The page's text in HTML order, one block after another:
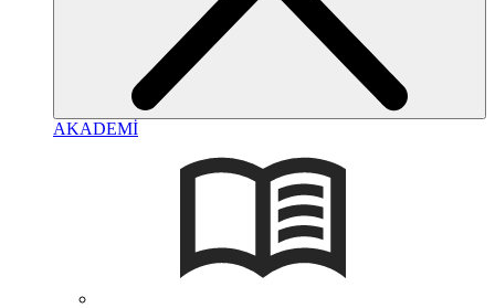
AKADEMİ